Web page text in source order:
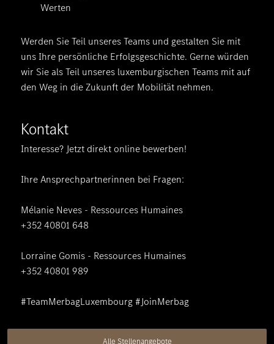
Werten
Werden Sie Teil unseres Teams und gestalten Sie mit
uns Ihre persönliche Erfolgsgeschichte. Gerne würden
wir Sie als Teil unseres luxemburgischen Teams mit auf
den Weg in die Zukunft der Mobilität nehmen.
Kontakt
Interesse? Jetzt direkt online bewerben!
Ihre Ansprechpartnerinnen bei Fragen:
Mélanie Neves - Ressources Humaines
+352 40801 648
Lorraine Gomis - Ressources Humaines
+352 40801 989
#TeamMerbagLuxembourg #JoinMerbag
Alle Stellenangebote